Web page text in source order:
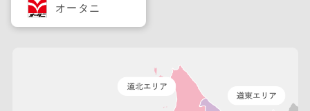
オータニ